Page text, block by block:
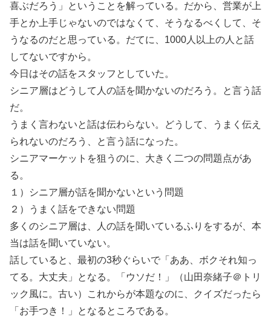
喜ぶだろう」ということを解っている。だから、営業が上
手とか上手じゃないのではなくて、そうなるべくして、そ
うなるのだと思っている。だてに、1000人以上の人と話
してないですから。
今日はその話をスタッフとしていた。
シニア層はどうして人の話を聞かないのだろう。と言う話
だ。
うまく言わないと話は伝わらない。どうして、うまく伝え
られないのだろう、と言う話になった。
シニアマーケットを狙うのに、大きく二つの問題点があ
る。
１）シニア層が話を聞かないという問題
２）うまく話をできない問題
多くのシニア層は、人の話を聞いているふりをするが、本
当は話を聞いていない。
話していると、最初の3秒ぐらいで「ああ、ボクそれ知っ
てる。大丈夫」となる。「ウソだ！」（山田奈緒子＠トリ
ック風に。古い）これからが本題なのに、クイズだったら
「お手つき！」となるところである。